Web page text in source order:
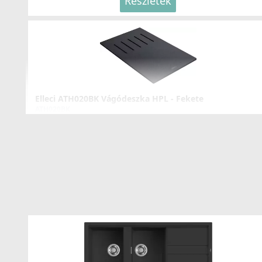
ELLECI - Csaptelep Tourmaline pure K86
109 990 Ft
Részletek
Elleci ATH020BK Vágódeszka HPL - Fekete